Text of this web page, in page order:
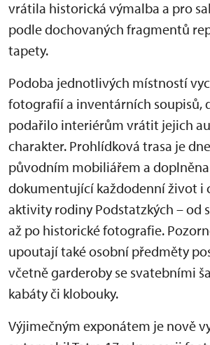
vrátila historická výmalba a pro
podle dochovaných fragmentů
tapety.
Podoba jednotlivých místností
fotografií a inventárních soupisů,
podařilo interiérům vrátit jejich
charakter. Prohlídková trasa je
původním mobiliářem a
dokumentující každodenní život i
aktivity rodiny Podstatzkých – od
až po historické fotografie.
upoutají také osobní předměty
včetně garderoby se svatebními
kabáty či klobouky.
Výjimečným exponátem je nově